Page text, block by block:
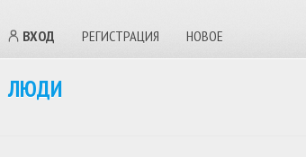
ВХОД РЕГИСТРАЦИЯ НОВОЕ
ЛЮДИ